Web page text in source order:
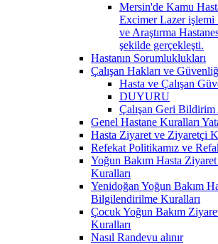
Mersin'de Kamu
Excimer Lazer
ve Araştırma
şekilde gerçekleşti.
Hastanın Sorumluklukları
Çalışan Hakları ve
Hasta ve Çalışan
DUYURU
Çalışan Geri
Genel Hastane Kuralları
Hasta Ziyaret ve Ziyaretçi
Refekat Politikamız ve
Yoğun Bakım Hasta
Kuralları
Yenidoğan Yoğun Bakım
Bilgilendirilme Kuralları
Çocuk Yoğun Bakım
Kuralları
Nasıl Randevu alınır